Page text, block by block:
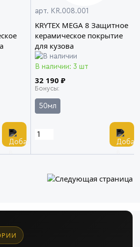
арт. KR.008.001
KRYTEX MEGA 8 Защитное
керамическое покрытие
для кузова
В наличии: 3 шт
32 190 ₽
Бонусы
50мл